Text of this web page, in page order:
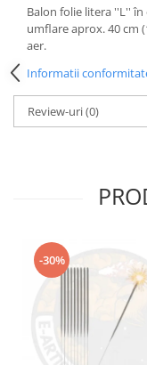
Balon folie litera ''L''
umflare aprox. 40 cm
aer.
Informatii
Review-uri(0)
-30%